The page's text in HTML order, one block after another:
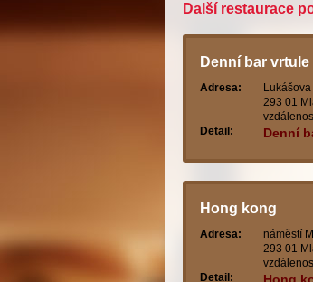
Další restaurace
Denní bar vrtule
Adresa:
293 01
Detail:
Denní
Hong kong
Adresa:
náměstí
293 01
Detail: